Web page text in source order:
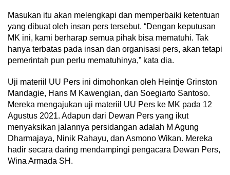
Masukan itu akan melengkapi dan memperbaiki ketentuan
yang dibuat oleh insan pers tersebut. “Dengan keputusan
MK ini, kami berharap semua pihak bisa mematuhi. Tak
hanya terbatas pada insan dan organisasi pers, akan tetapi
pemerintah pun perlu mematuhinya,” kata dia.
Uji materiil UU Pers ini dimohonkan oleh Heintje Grinston
Mandagie, Hans M Kawengian, dan Soegiarto Santoso.
Mereka mengajukan uji materiil UU Pers ke MK pada 12
Agustus 2021. Adapun dari Dewan Pers yang ikut
menyaksikan jalannya persidangan adalah M Agung
Dharmajaya, Ninik Rahayu, dan Asmono Wikan. Mereka
hadir secara daring mendampingi pengacara Dewan Pers,
Wina Armada SH.